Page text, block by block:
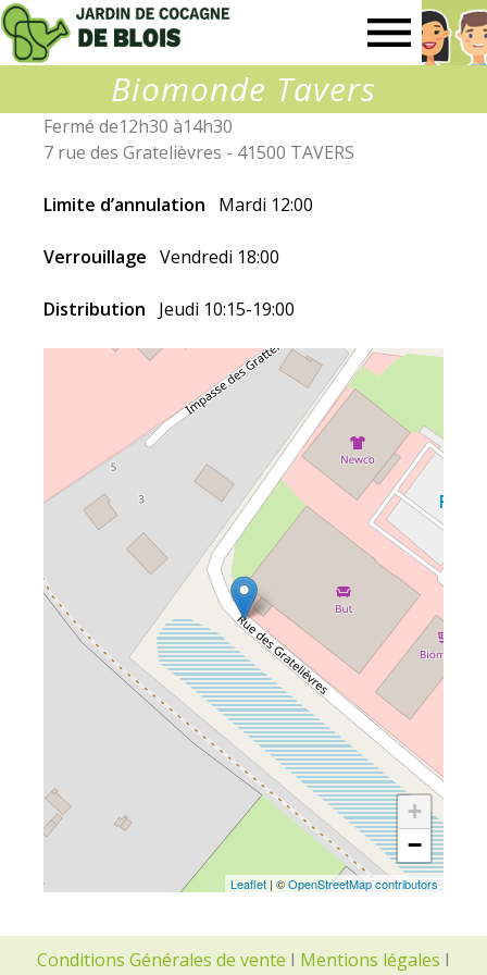
de
Cocagne
Biomonde Tavers
Fermé de12h30 à14h30
7 rue des Gratelièvres - 41500 TAVERS
Limite d’annulation Mardi 12:00
Verrouillage Vendredi 18:00
Distribution Jeudi 10:15-19:00
+
−
Leaflet | ©OpenStreetMap contributors
Conditions Générales de vente I Mentions légales I